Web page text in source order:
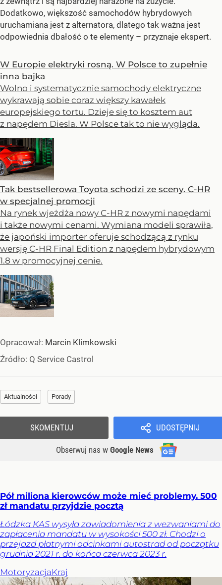
Dodatkowo, większość samochodów hybrydowych
uruchamiana jest z alternatora, dlatego tak ważna jest
odpowiednia dbałość o te elementy – przyznaje ekspert.
W Europie elektryki rosną. W Polsce to zupełnie
inna bajka
Wolno i systematycznie samochody elektryczne
wykrawają sobie coraz większy kawałek
europejskiego tortu. Dzieje się to kosztem aut
z napędem Diesla. W Polsce tak to nie wygląda.
Tak bestsellerowa Toyota schodzi ze sceny. C-HR
w specjalnej promocji
Na rynek wjeżdża nowy C-HR z nowymi napędami
i także nowymi cenami. Wymiana modeli sprawiła,
że japoński importer oferuje schodzącą z rynku
wersję C-HR Final Edition z napędem hybrydowym
1.8 w promocyjnej cenie.
Opracował: Marcin Klimkowski
Źródło: Q Service Castrol
Aktualności Porady
UDOSTĘPNIJ
Obserwuj nas w Google News
SKOMENTUJ
Pół miliona kierowców może mieć problemy. 500
zł mandatu przyjdzie pocztą
Łódzka KAS wysyła zawiadomienia z wezwaniami do
zapłacenia mandatu w wysokości 500 zł. Chodzi o
przejazd płatnymi odcinkami autostrad od początku
grudnia 2021 r. do końca czerwca 2023 r.
MotoryzacjaKraj